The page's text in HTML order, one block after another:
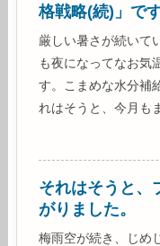
格戦略(続)」です
厳しい暑さが続いて
も夜になってなお気
す。こまめな水分
れはそうと、今月も
それはそうと、
がりました。
梅雨空が続き、じめ